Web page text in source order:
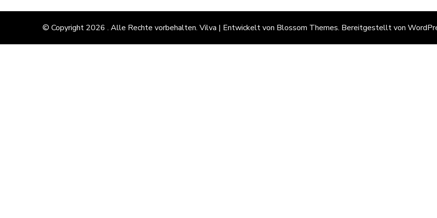
© Copyright 2026 . Alle Rechte vorbehalten. Vilva | Entwickelt von Blossom Themes. Bereitgestellt von